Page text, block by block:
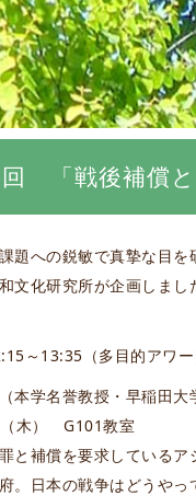
「戦後補償と
題への鋭敏で真摯な目
文化研究所が企画しま
～13:35（多目的アワー
本学名誉教授・早稲田大
木） G101教室
と補償を要求しているア
。日本の戦争はどうやっ